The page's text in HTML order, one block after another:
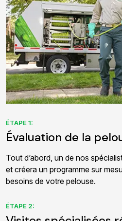
ÉTAPE 1:
Évaluation de la
Tout d’abord, un de nos
et créera un programme sur
besoins de votre pelouse.
ÉTAPE 2: